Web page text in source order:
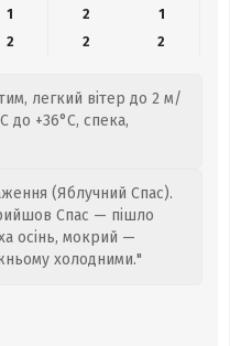
1 2
1
2 2 2
легкий вітер до 2 м/
до +36°C, спека,
(Яблучний Спас).
Спас — пішло
осінь, мокрий —
холодними."